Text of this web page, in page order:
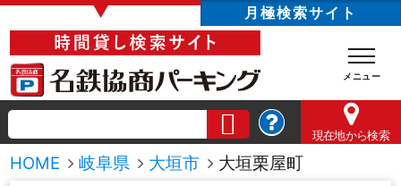
▼ 月極検索サイト
現在地から検索
HOME 岐阜県 大垣市 大垣栗屋町